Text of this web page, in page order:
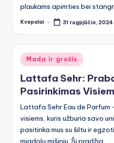
plaukams apimties bei
Posted
Kvepalai 31 rugpjūčio, 2024
Posted
in
Mada ir grožis
Lattafa Sehr:
Pasirinkimas
Lattafa Sehr Eau de Parfum
visiems, kuris užburia savo
pasitinka mus su šiltu ir
migdolų mišiniu. Ši pradžia…